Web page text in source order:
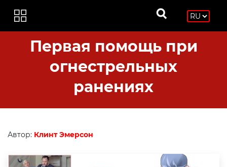
Первая помощь при
огнестрельных
ранениях
Автор: Клинт Эмерсон